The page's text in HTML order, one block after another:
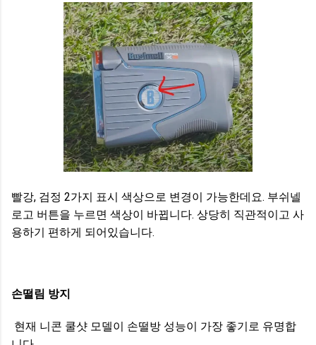
빨강, 검정 2가지 표시 색상으로 변경이 가능한데요. 부쉬넬
로고 버튼을 누르면 색상이 바뀝니다. 상당히 직관적이고 사
용하기 편하게 되어있습니다.
손떨림 방지
현재 니콘 쿨샷 모델이 손떨방 성능이 가장 좋기로 유명합